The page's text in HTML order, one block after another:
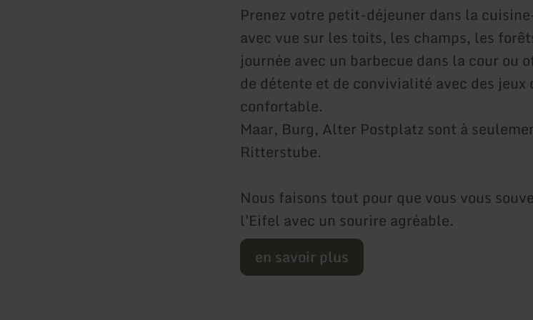
Prenez votre petit-déjeuner dans la
avec vue sur les toits, les champs, les
journée avec un barbecue dans la cour ou
de détente et de convivialité avec des jeux
confortable.
Maar, Burg, Alter Postplatz sont à
Ritterstube.
Nous faisons tout pour que vous vous
l'Eifel avec un sourire agréable.
en savoir plus